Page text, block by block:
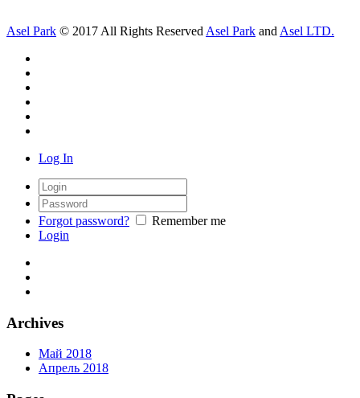
Asel Park © 2017 All Rights Reserved Asel Park and Asel LTD.
Log In
Forgot password?
Remember me
Login
Archives
Май 2018
Апрель 2018